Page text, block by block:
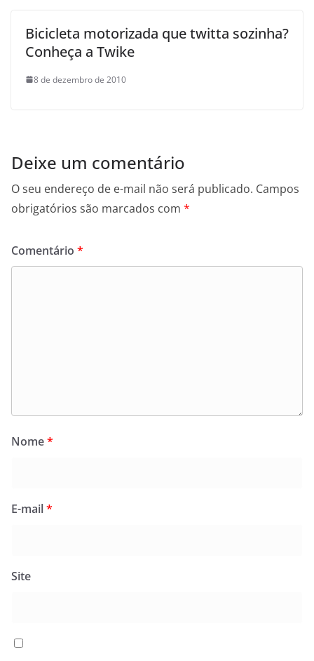
Bicicleta motorizada que twitta sozinha?
Conheça a Twike
8 de dezembro de 2010
Deixe um comentário
O seu endereço de e-mail não será publicado. Campos
obrigatórios são marcados com *
Comentário *
Nome*
E-mail*
Site